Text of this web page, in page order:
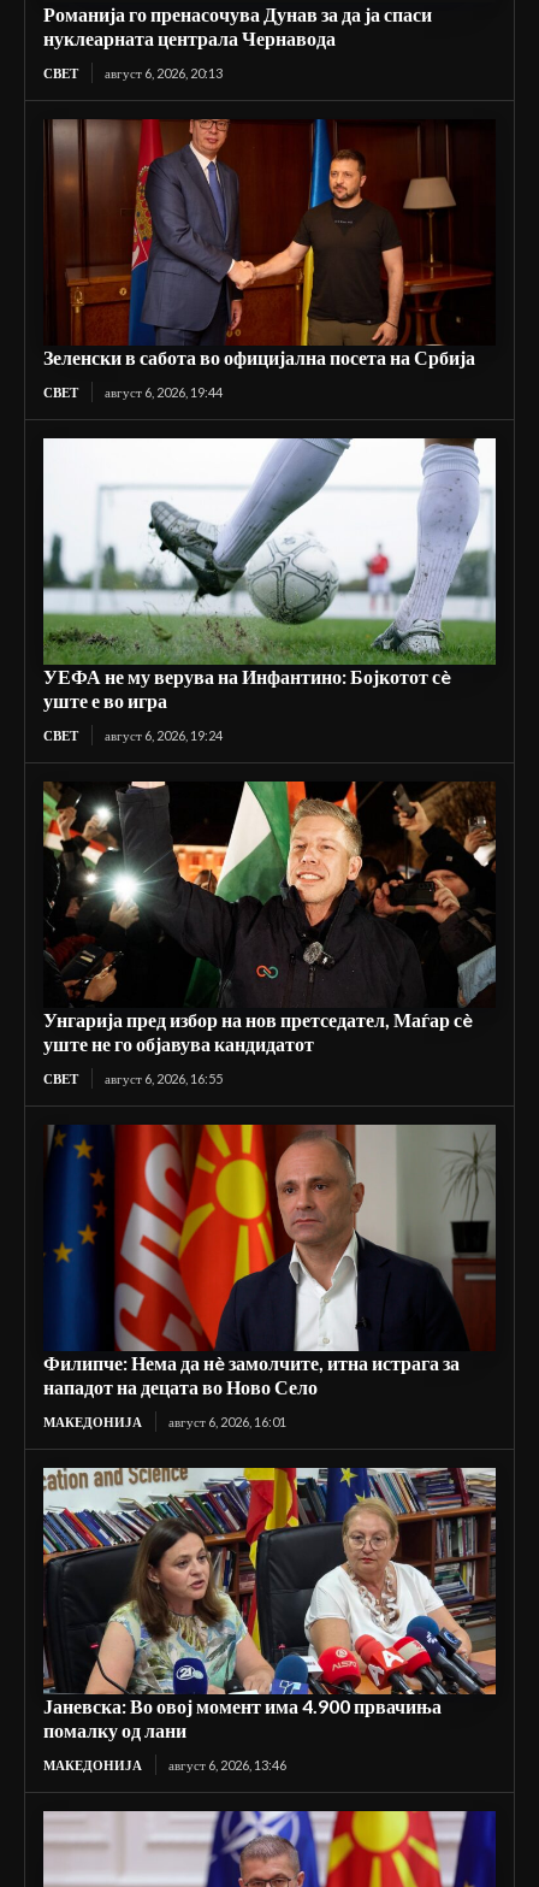
Романија го пренасочува Дунав за да ја спаси
нуклеарната централа Чернавода
СВЕТ август 6, 2026, 20:13
Зеленски в сабота во официјална посета на Србија
СВЕТ август 6, 2026, 19:44
УЕФА не му верува на Инфантино: Бојкотот сè
уште е во игра
СВЕТ август 6, 2026, 19:24
Унгарија пред избор на нов претседател, Маѓар сè
уште не го објавува кандидатот
СВЕТ август 6, 2026, 16:55
Филипче: Нема да нè замолчите, итна истрага за
нападот на децата во Ново Село
МАКЕДОНИЈА август 6, 2026, 16:01
Јаневска: Во овој момент има 4.900 првачиња
помалку од лани
МАКЕДОНИЈА август 6, 2026, 13:46